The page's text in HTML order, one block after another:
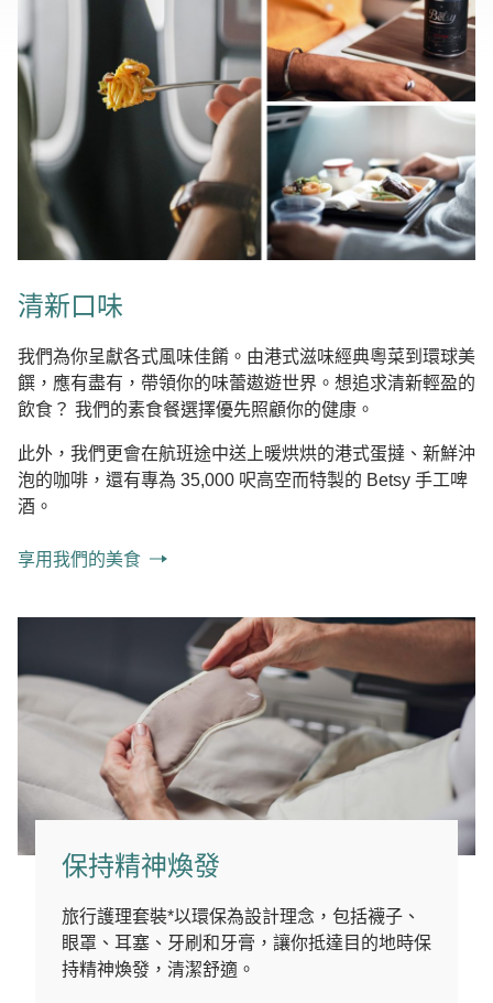
清新口味
我們為你呈獻各式風味佳餚。由港式滋味經典粵菜到環球美
饌，應有盡有，帶領你的味蕾遨遊世界。想追求清新輕盈的
飲食？ 我們的素食餐選擇優先照顧你的健康。
此外，我們更會在航班途中送上暖烘烘的港式蛋撻、新鮮沖
泡的咖啡，還有專為 35,000 呎高空而特製的 Betsy 手工啤
酒。
享用我們的美食
保持精神煥發
旅行護理套裝*以環保為設計理念，包括襪子、
眼罩、耳塞、牙刷和牙膏，讓你抵達目的地時保
持精神煥發，清潔舒適。